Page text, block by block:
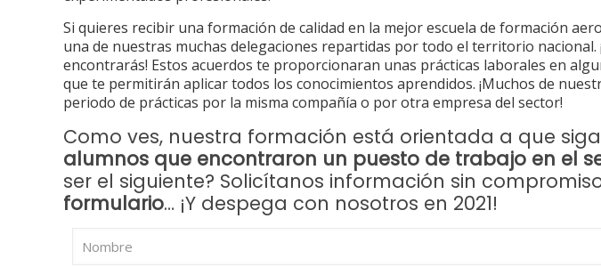
Si quieres recibir una formación de calidad en la mejor escuela de formación
una de nuestras muchas delegaciones repartidas por todo el territorio nacional.
encontrarás! Estos acuerdos te proporcionaran unas prácticas laborales en
que te permitirán aplicar todos los conocimientos aprendidos. ¡Muchos de
periodo de prácticas por la misma compañía o por otra empresa del sector!
Como ves, nuestra formación está orientada a que
alumnos que encontraron un puesto de trabajo en el
ser el siguiente? Solicítanos información sin
formulario… ¡Y despega con nosotros en 2021!